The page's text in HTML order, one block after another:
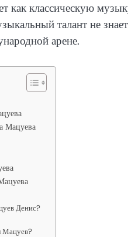
как классическую
талант не
арене.
Мацуева
Денис?
Мацуев?